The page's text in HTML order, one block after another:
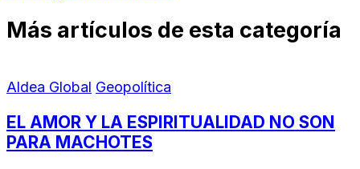
Más artículos de esta categoría
Aldea Global Geopolítica
EL AMOR Y LA ESPIRITUALIDAD NO SON
PARA MACHOTES